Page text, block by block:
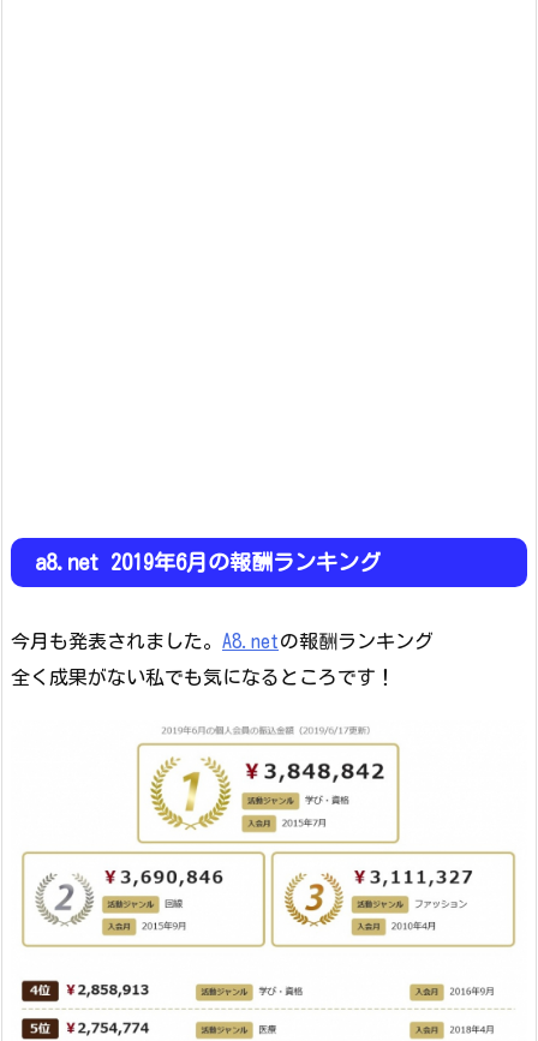
a8.net 2019年6月の報酬ランキング
今月も発表されました。 A8.netの報酬ランキング
全く成果がない私でも気になるところです！